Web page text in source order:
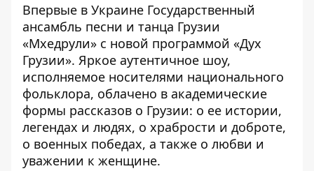
Впервые в Украине Государственный
ансамбль песни и танца Грузии
«Мхедрули» с новой программой «Дух
Грузии». Яркое аутентичное шоу,
исполняемое носителями национального
фольклора, облачено в академические
формы рассказов о Грузии: о ее истории,
легендах и людях, о храбрости и доброте,
о военных победах, а также о любви и
уважении к женщине.